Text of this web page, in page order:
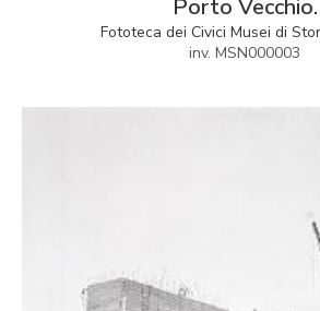
Porto Vecchio.
Fototeca dei Civici Musei di
inv. MSN000003